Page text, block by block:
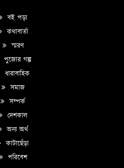
বই পড়া
কথাবার্তা
স্মরণ
পুজোর গল্প
ধারাবাহিক
সমাজ
সম্পর্ক
দেশকাল
অন্য অর্থ
কাটাছেঁড়া
পরিবেশ